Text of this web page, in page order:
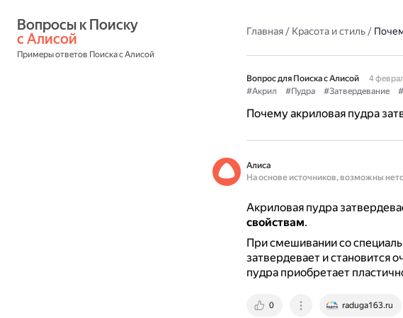
с Алисой
Примеры ответов Поиска с Алисой
Главная/ Красота и стиль/
Вопрос для Поиска с Алисой
4
#Акрил
#Пудра #Затвердевание
Почему акриловая пудра
Алиса
На основе источников, возможны
Акриловая пудра
свойствам.
При смешивании со
затвердевает и становится
пудра приобретает
0 raduga163.ru